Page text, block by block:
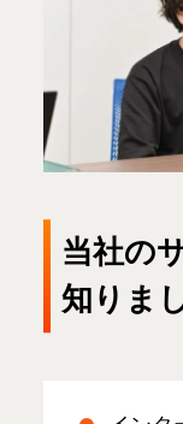
当社の
知りま